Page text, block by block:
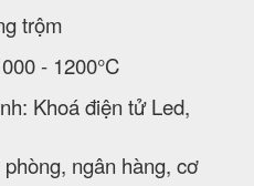
trộm
- 1200°C
Khoá điện tử Led,
ngân hàng, cơ